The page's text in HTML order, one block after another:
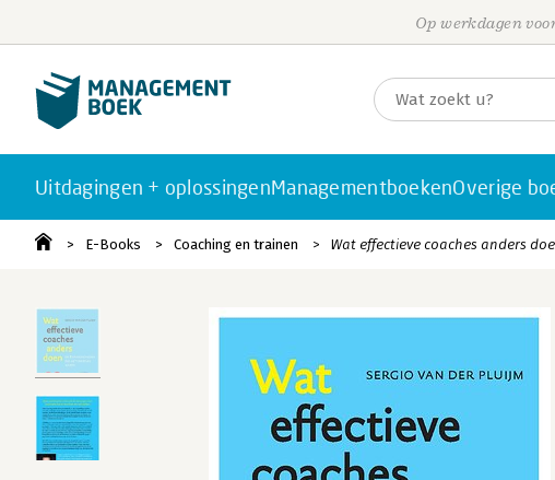
Op werkdagen
Uitdagingen + oplossingenManagementboekenOverige
E-Books Coaching en trainen Wat effectieve coaches anders